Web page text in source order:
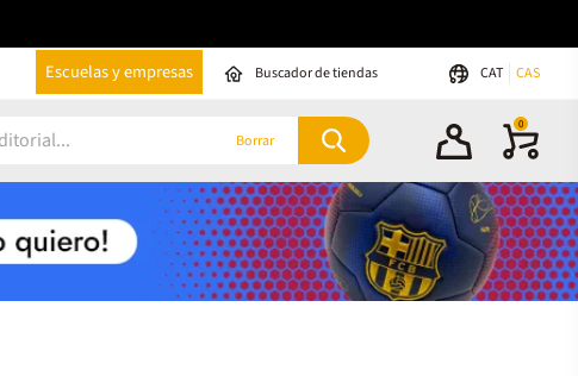
Escuelas y empresas Buscador de tiendas CAT CAS
Borrar
0